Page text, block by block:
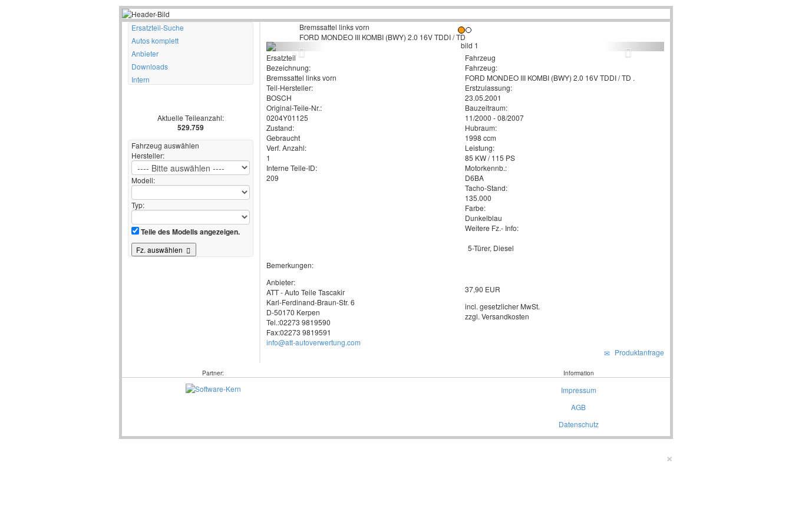
Ersatzteil-Suche
Autos komplett
Anbieter
Downloads
Intern
Aktuelle Teileanzahl:
529.759
Fahrzeug auswählen
Hersteller:
Modell:
Typ:
Teile des Modells angezeigen.
Fz. auswählen
Bremssattel links vorn
FORD MONDEO III KOMBI (BWY) 2.0 16V TDDI / TD
Ersatzteil
Bezeichnung:
Bremssattel links vorn
Teil-Hersteller:
BOSCH
Original-Teile-Nr.:
0204Y01125
Zustand:
Gebraucht
Verf. Anzahl:
1
Interne Teile-ID:
209
Fahrzeug
Fahrzeug:
FORD MONDEO III KOMBI (BWY) 2.0 16V TDDI / TD .
Erstzulassung:
23.05.2001
Bauzeitraum:
11/2000 - 08/2007
Hubraum:
1998 ccm
Leistung:
85 KW / 115 PS
Motorkennb.:
D6BA
Tacho-Stand:
135.000
Farbe:
Dunkelblau
Weitere Fz.- Info:
5-Türer, Diesel
Bemerkungen:
Anbieter:
ATT - Auto Teile Tascakir
Karl-Ferdinand-Braun-Str. 6
D-50170 Kerpen
Tel.:02273 9819590
Fax:02273 9819591
info@att-autoverwertung.com
37,90 EUR
incl. gesetzlicher MwSt.
zzgl. Versandkosten
Produktanfrage
Partner: Information
Impressum
AGB
Datenschutz
×